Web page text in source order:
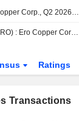
Transcript : Ero Copper Corp., Q2 2026 Earnings Call, Aug 06, 2026
Flash résultats (ERO) : Ero Copper Corp. publie un chiffre d'affaires de 284,3 millions de dollars au deuxième trimestre, contre 277,6 millions de dollars attendus par le consensus FactSet
Ratings
Transactions